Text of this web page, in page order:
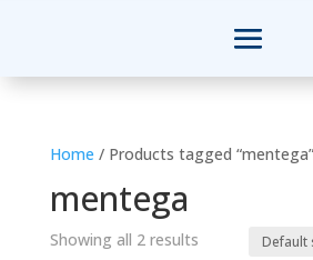
Home / Products tagged “mentega”
mentega
Showing all 2 results